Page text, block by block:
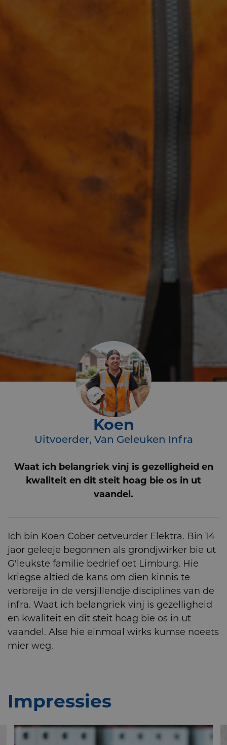
Waat ich belangriek vinj is gezelligheid en
kwaliteit en dit steit hoag bie os in ut
vaandel.
Koen
Uitvoerder, Van Geleuken Infra
Ich bin Koen Cober oetveurder Elektra. Bin 14
jaor geleeje begonnen als grondjwirker bie ut
G'leukste familie bedrief oet Limburg. Hie
kriegse altied de kans om dien kinnis te
verbreije in de versjillendje disciplines van de
infra. Waat ich belangriek vinj is gezelligheid
en kwaliteit en dit steit hoag bie os in ut
vaandel. Alse hie einmoal wirks kumse noeets
mier weg.
Impressies